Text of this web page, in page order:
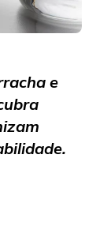
e